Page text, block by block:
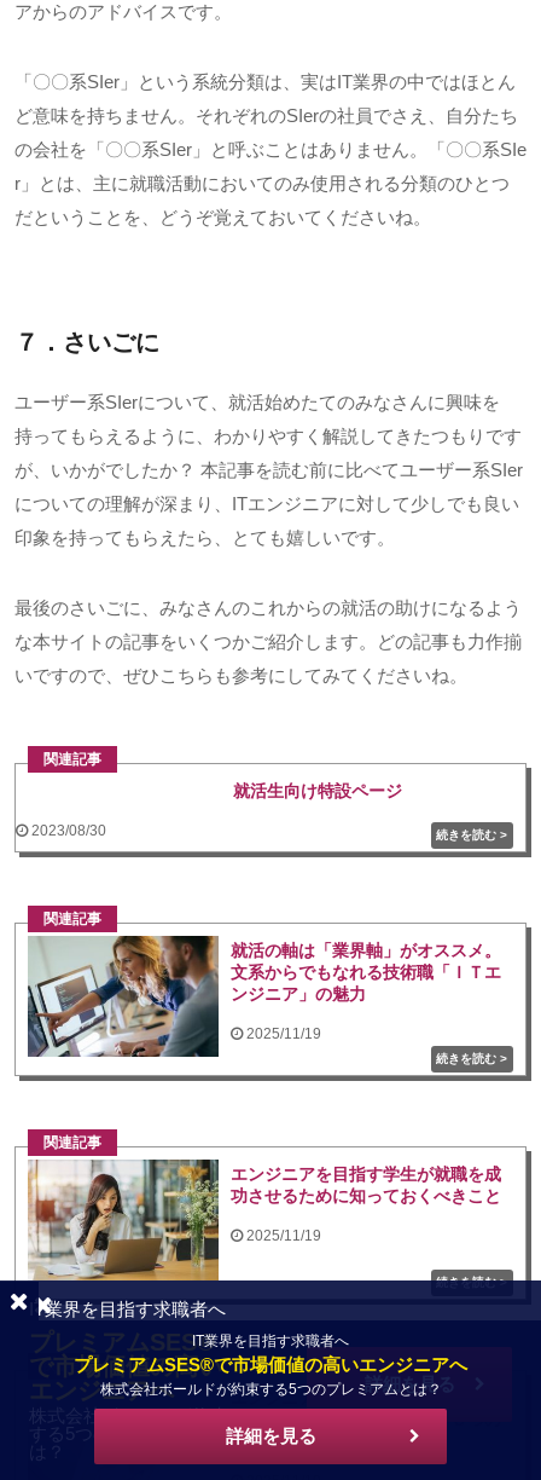
アからのアドバイスです。
「〇〇系SIer 」という系統分類は、実はIT業界の中ではほとん
ど意味を持ちません。それぞれのSIerの社員でさえ、自分たち
の会社を「〇〇系SIer 」と呼ぶことはありません。「〇〇系SIe
r 」とは、主に就職活動においてのみ使用される分類のひとつ
だということを、どうぞ覚えておいてくださいね。
７．さいごに
ユーザー系SIerについて、就活始めたてのみなさんに興味を
持ってもらえるように、わかりやすく解説してきたつもりです
が、いかがでしたか？ 本記事を読む前に比べてユーザー系SIer
についての理解が深まり、 ITエンジニアに対して少しでも良い
印象を持ってもらえたら、とても嬉しいです。
最後のさいごに、みなさんのこれからの就活の助けになるよう
な本サイトの記事をいくつかご紹介します。どの記事も力作揃
いですので、ぜひこちらも参考にしてみてくださいね。
関連記事
就活生向け特設ページ
2023/08/30
関連記事
就活の軸は「業界軸」がオススメ。
文系からでもなれる技術職「ＩＴエ
ンジニア」の魅力
2025/11/19
関連記事
エンジニアを目指す学生が就職を成
功させるために知っておくべきこと
2025/11/19
関連記事
エンジニアなんてやめとけ？やめと
理由
IT業界を目指す求職者へ
プレミアムSES®
で市場価値の高い
エンジニアへ
株式会社ボールドが約束
は？
詳細を見る
IT業界を目指す求職者へ
プレミアムSES®で市場価値の高いエンジニアへ
株式会社ボールドが約束する5つのプレミアムとは？
詳細を見る